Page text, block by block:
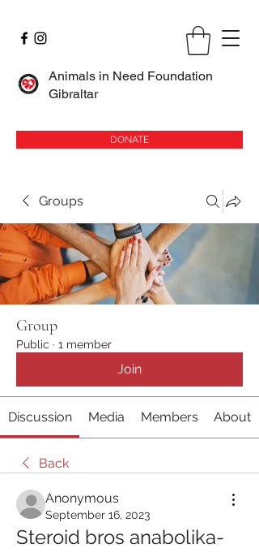
Animals in Need Foundation
Gibraltar
DONATE
Groups
Group
Public · 1 member
Join
Discussion Media Members About
Back
Anonymous
September 16, 2023
Steroid bros anabolika-